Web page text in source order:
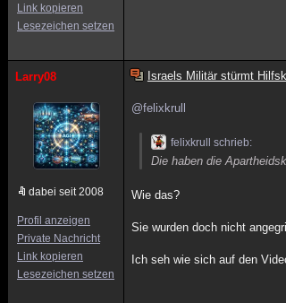
Link kopieren
Lesezeichen setzen
Larry08
dabei seit 2008
Profil anzeigen
Private Nachricht
Link kopieren
Lesezeichen setzen
Israels Militär stürmt
@felixkrull
felixkrull schrieb:
Die haben die
Wie das?
Sie wurden doch nicht
Ich seh wie sich auf den